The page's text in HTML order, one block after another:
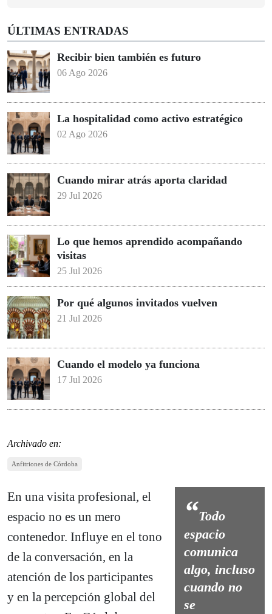
Archivado en:
Anfitriones de Córdoba
Todo
espacio
comunica
algo, incluso
cuando no
se
En una visita profesional, el
espacio no es un mero
contenedor. Influye en el tono
de la conversación, en la
atención de los participantes
y en la percepción global del
ÚLTIMAS ENTRADAS
Recibir bien también es futuro
06 Ago 2026
La hospitalidad como activo estratégico
02 Ago 2026
Cuando mirar atrás aporta claridad
29 Jul 2026
Lo que hemos aprendido acompañando
visitas
25 Jul 2026
Por qué algunos invitados vuelven
21 Jul 2026
Cuando el modelo ya funciona
17 Jul 2026